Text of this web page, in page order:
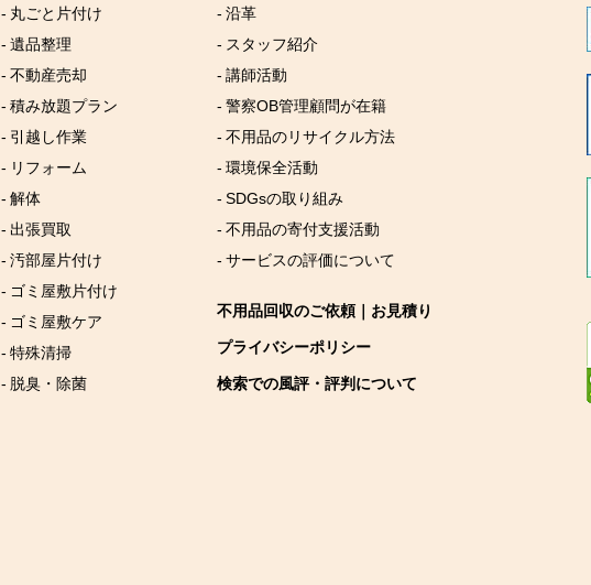
- 丸ごと片付け
- 遺品整理
- 不動産売却
- 積み放題プラン
- 引越し作業
- リフォーム
- 解体
- 出張買取
- 汚部屋片付け
- ゴミ屋敷片付け
- ゴミ屋敷ケア
- 特殊清掃
- 脱臭・除菌
- 沿革
- スタッフ紹介
- 講師活動
- 警察OB管理顧問が在籍
- 不用品のリサイクル方法
- 環境保全活動
- SDGsの取り組み
- 不用品の寄付支援活動
- サービスの評価について
不用品回収のご依頼｜お見積り
プライバシーポリシー
検索での風評・評判について